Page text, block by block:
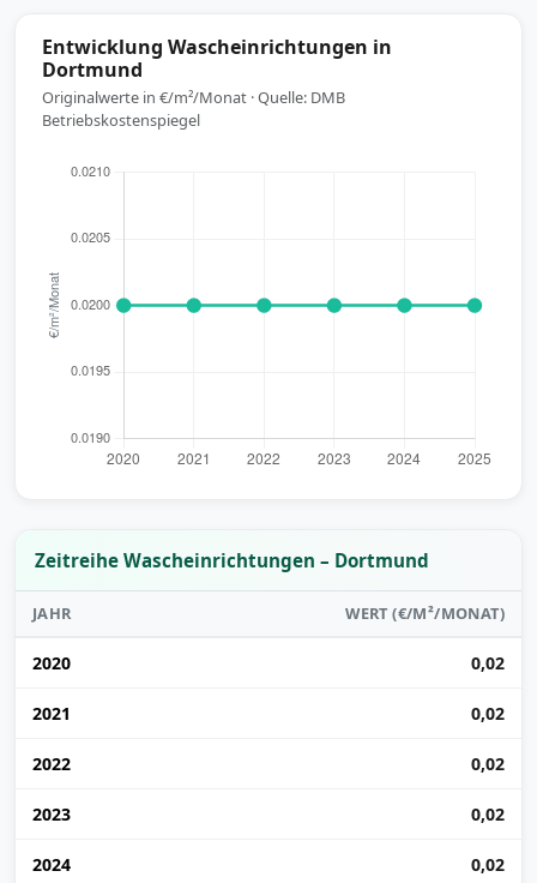
Entwicklung Wascheinrichtungen in
Dortmund
Originalwerte in €/m²/Monat · Quelle: DMB
Betriebskostenspiegel
Zeitreihe Wascheinrichtungen – Dortmund
JAHR WERT (€/M²/MONAT)
2020 0,02
2021 0,02
2022 0,02
2023 0,02
2024 0,02